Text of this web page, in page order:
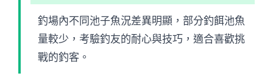
釣場內不同池子魚況差異明顯，部分釣餌池魚
量較少，考驗釣友的耐心與技巧，適合喜歡挑
戰的釣客。